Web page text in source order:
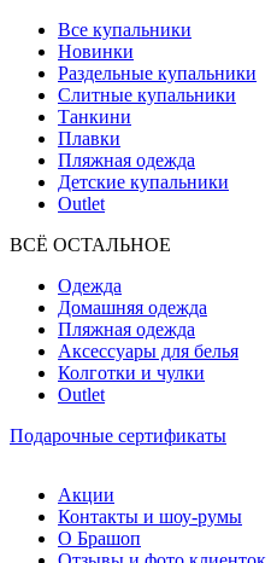
Все купальники
Новинки
Раздельные купальники
Слитные купальники
Танкини
Плавки
Пляжная одежда
Детские купальники
Outlet
ВCЁ ОСТАЛЬНОЕ
Одежда
Домашняя одежда
Пляжная одежда
Аксессуары для белья
Колготки и чулки
Outlet
Подарочные сертификаты
Акции
Контакты и шоу-румы
О Брашоп